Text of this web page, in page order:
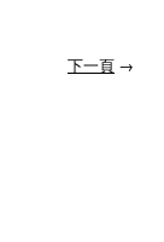
下一頁 →